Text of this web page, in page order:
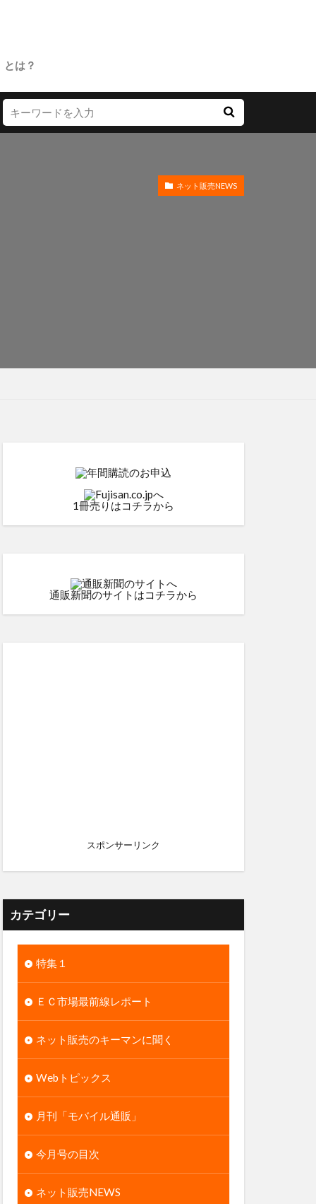
とは？
ネット販売NEWS
1冊売りはコチラから
通販新聞のサイトはコチラから
スポンサーリンク
カテゴリー
特集１
ＥＣ市場最前線レポート
ネット販売のキーマンに聞く
Webトピックス
月刊「モバイル通販」
今月号の目次
ネット販売NEWS